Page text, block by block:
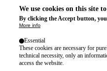
We use cookies on this site
By clicking the Accept button,
More info
Essential
These cookies are necessary for
technical necessity, only an
access the website.